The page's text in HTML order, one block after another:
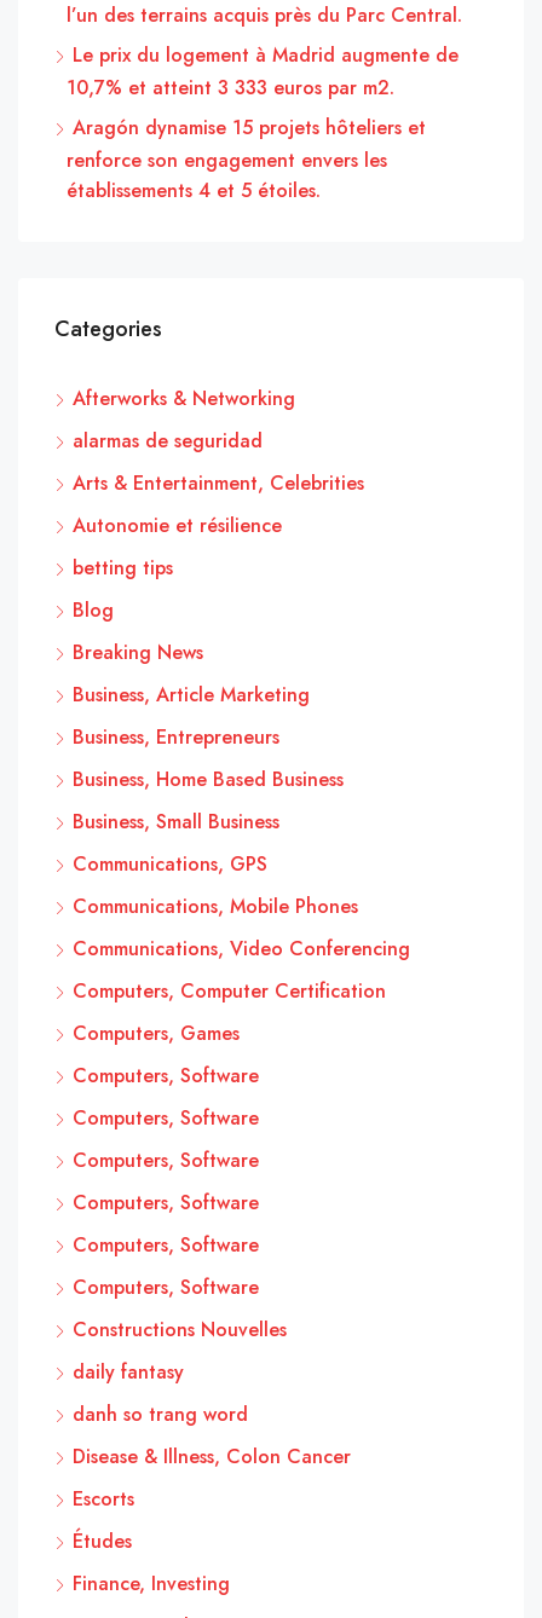
l’un des terrains acquis près du Parc Central.
Le prix du logement à Madrid augmente de
10,7% et atteint 3 333 euros par m2.
Aragón dynamise 15 projets hôteliers et
renforce son engagement envers les
établissements 4 et 5 étoiles.
Categories
Afterworks & Networking
alarmas de seguridad
Arts & Entertainment, Celebrities
Autonomie et résilience
betting tips
Blog
Breaking News
Business, Article Marketing
Business, Entrepreneurs
Business, Home Based Business
Business, Small Business
Communications, GPS
Communications, Mobile Phones
Communications, Video Conferencing
Computers, Computer Certification
Computers, Games
Computers, Software
Computers, Software
Computers, Software
Computers, Software
Computers, Software
Computers, Software
Constructions Nouvelles
daily fantasy
danh so trang word
Disease & Illness, Colon Cancer
Escorts
Études
Finance, Investing